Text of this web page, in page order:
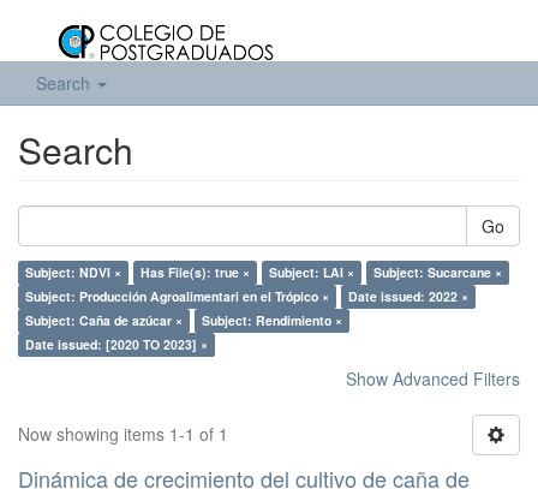
Search
Search
Go
Subject: NDVI × Has File(s): true × Subject: LAI ×
Subject: Sucarcane ×
Subject: Producción Agroalimentari en el Trópico ×
Date issued: 2022 ×
Subject: Caña de azúcar ×
Subject: Rendimiento ×
Date issued: [2020 TO 2023] ×
Show Advanced Filters
Now showing items 1-1 of 1
Dinámica de crecimiento del cultivo de caña de